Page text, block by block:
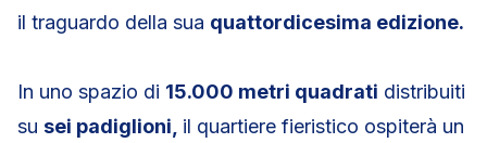
il traguardo della sua quattordicesima edizione.
In uno spazio di 15.000 metri quadrati distribuiti
su sei padiglioni, il quartiere fieristico ospiterà un